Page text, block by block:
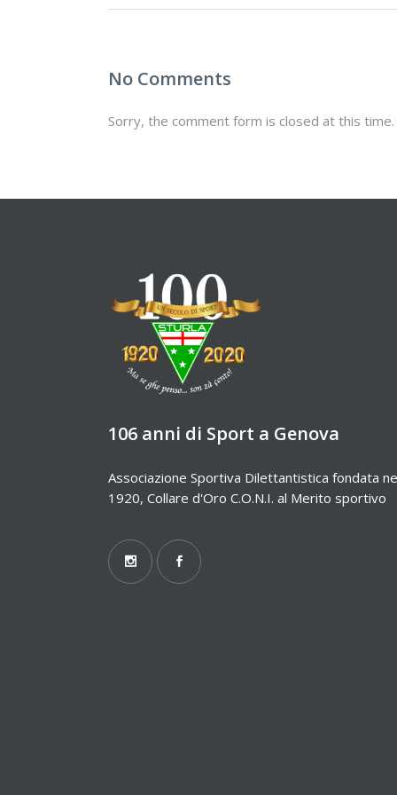
No Comments
Sorry, the comment form is closed at this time.
106 anni di Sport a Genova
Associazione Sportiva Dilettantistica fondata
1920, Collare d'Oro C.O.N.I. al Merito sportivo